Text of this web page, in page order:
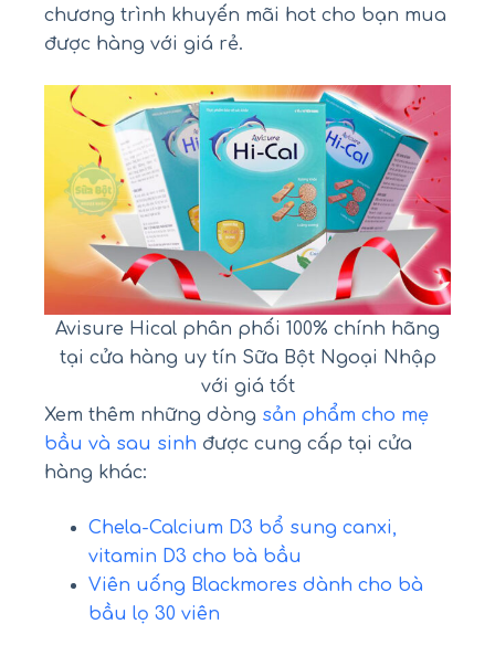
chương trình khuyến mãi hot cho bạn mua
được hàng với giá rẻ.
Avisure Hical phân phối 100% chính hãng
tại cửa hàng uy tín Sữa Bột Ngoại Nhập
với giá tốt
Xem thêm những dòng sản phẩm cho mẹ
bầu và sau sinh được cung cấp tại cửa
hàng khác:
Chela-Calcium D3 bổ sung canxi,
vitamin D3 cho bà bầu
Viên uống Blackmores dành cho bà
bầu lọ 30 viên